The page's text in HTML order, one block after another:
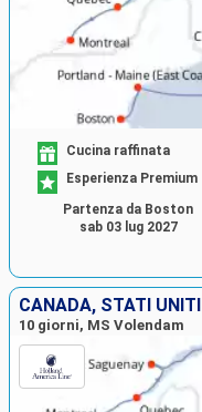
Cucina raffinata
Esperienza Premium
Partenza da Boston
sab 03 lug 2027
CANADA, STATI UNITI
10 giorni, MS Volendam